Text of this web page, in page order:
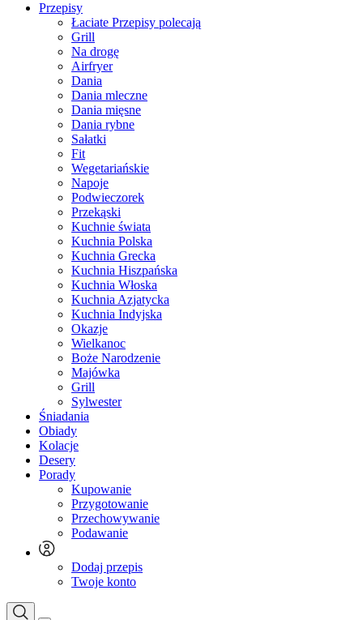
Przepisy
Łaciate Przepisy polecają
Grill
Na drogę
Airfryer
Dania
Dania mleczne
Dania mięsne
Dania rybne
Sałatki
Fit
Wegetariańskie
Napoje
Podwieczorek
Przekąski
Kuchnie świata
Kuchnia Polska
Kuchnia Grecka
Kuchnia Hiszpańska
Kuchnia Włoska
Kuchnia Azjatycka
Kuchnia Indyjska
Okazje
Wielkanoc
Boże Narodzenie
Majówka
Grill
Sylwester
Śniadania
Obiady
Kolacje
Desery
Porady
Kupowanie
Przygotowanie
Przechowywanie
Podawanie
Dodaj przepis
Twoje konto